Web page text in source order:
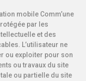
mobile Comm’une
par les
et des
L’utilisateur ne
ou exploiter pour son
ou travaux du site
ou partielle du site